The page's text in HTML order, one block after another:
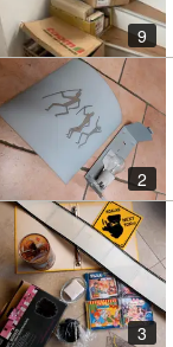
9
2
3